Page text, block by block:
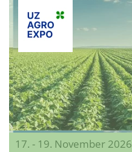
17. - 19. November 2026